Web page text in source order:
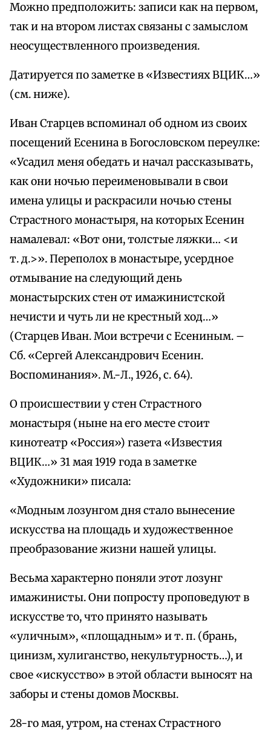
Можно предположить: записи как на первом,
так и на втором листах связаны с замыслом
неосуществленного произведения.
Датируется по заметке в «Известиях ВЦИК…»
(см. ниже).
Иван Старцев вспоминал об одном из своих
посещений Есенина в Богословском переулке:
«Усадил меня обедать и начал рассказывать,
как они ночью переименовывали в свои
имена улицы и раскрасили ночью стены
Страстного монастыря, на которых Есенин
намалевал: «Вот они, толстые ляжки… <и
т. д.>». Переполох в монастыре, усердное
отмывание на следующий день
монастырских стен от имажинистской
нечисти и чуть ли не крестный ход…»
(Старцев Иван. Мои встречи с Есениным. –
Сб. «Сергей Александрович Есенин.
Воспоминания». М.-Л., 1926, с. 64).
О происшествии у стен Страстного
монастыря (ныне на его месте стоит
кинотеатр «Россия») газета «Известия
ВЦИК…» 31 мая 1919 года в заметке
«Художники» писала:
«Модным лозунгом дня стало вынесение
искусства на площадь и художественное
преобразование жизни нашей улицы.
Весьма характерно поняли этот лозунг
имажинисты. Они попросту проповедуют в
искусстве то, что принято называть
«уличным», «площадным» и т. п. (брань,
цинизм, хулиганство, некультурность…), и
свое «искусство» в этой области выносят на
заборы и стены домов Москвы.
28-го мая, утром, на стенах Страстного